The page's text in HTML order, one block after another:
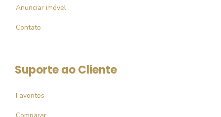
Anunciar imóvel
Contato
Suporte ao Cliente
Favoritos